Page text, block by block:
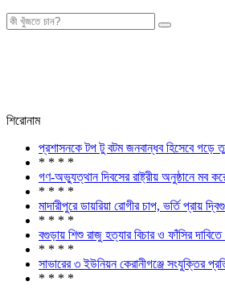
শিরোনাম
প্রশাসনকে টপ টু বটম জনবান্ধব হিসেবে গড়ে
* * * *
গণ-অভ্যুত্থান দিবসের রাষ্ট্রীয় অনুষ্ঠানে মব
* * * *
মাদারীপুরে ডায়রিয়া রোগীর চাপ, ভর্তি প্রায়
* * * *
বগুড়ায় শিশু রাজু হত্যার বিচার ও ফাঁসির
* * * *
সাভারের ৩ ইউনিয়ন কেরানীগঞ্জে সংযুক্তির
* * * *